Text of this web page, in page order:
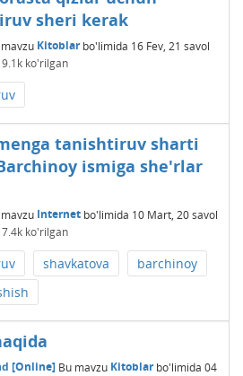
sheri kerak
Kitoblarbo'limida 16 Fev, 21 savol
ko'rilgan
tanishtiruv sharti
ismiga she'rlar
Internetbo'limida 10 Mart, 20 savol
ko'rilgan
shavkatova
barchinoy
[Online] Bu mavzu Kitoblarbo'limida 04